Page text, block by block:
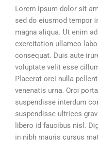
Lorem ipsum dolor sit
sed do eiusmod tempor
magna aliqua. Ut enim
exercitation ullamco
consequat. Duis aute
voluptate velit esse
Placerat orci nulla
venenatis urna. Orci
suspendisse interdum
suspendisse ultrices
libero id faucibus nisl.
in nibh mauris cursus